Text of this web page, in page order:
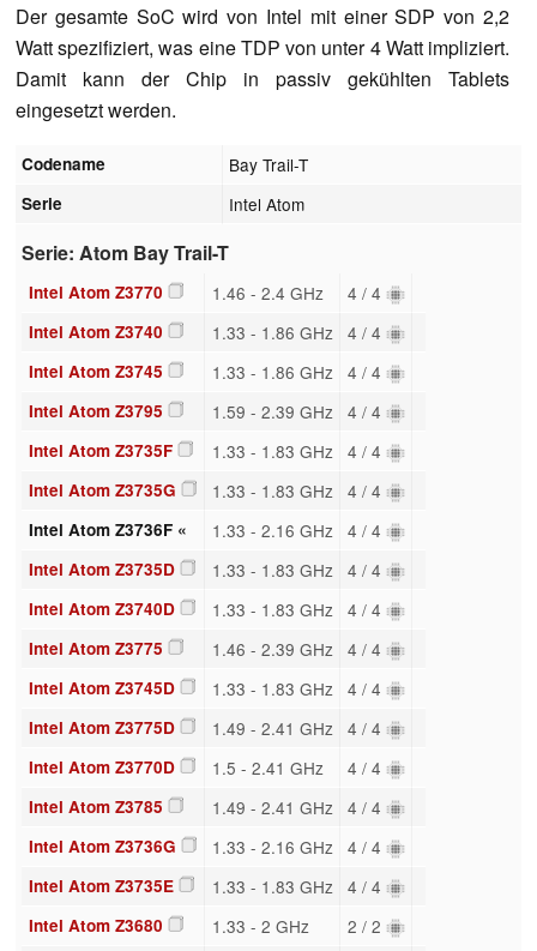
Der gesamte SoC wird von Intel mit einer SDP von 2,2
Watt spezifiziert, was eine TDP von unter 4 Watt impliziert.
Damit kann der Chip in passiv gekühlten Tablets
eingesetzt werden.
Codename Bay Trail-T
Serie Intel Atom
Serie: Atom Bay Trail-T
Intel Atom Z3770 1.46 - 2.4 GHz 4 / 4
Intel Atom Z3740 1.33 - 1.86 GHz 4 / 4
Intel Atom Z3745 1.33 - 1.86 GHz 4 / 4
Intel Atom Z3795 1.59 - 2.39 GHz 4 / 4
Intel Atom Z3735F 1.33 - 1.83 GHz 4 / 4
Intel Atom Z3735G 1.33 - 1.83 GHz 4 / 4
Intel Atom Z3736F « 1.33 - 2.16 GHz 4 / 4
Intel Atom Z3735D 1.33 - 1.83 GHz 4 / 4
Intel Atom Z3740D 1.33 - 1.83 GHz 4 / 4
Intel Atom Z3775 1.46 - 2.39 GHz 4 / 4
Intel Atom Z3745D 1.33 - 1.83 GHz 4 / 4
Intel Atom Z3775D 1.49 - 2.41 GHz 4 / 4
Intel Atom Z3770D 1.5 - 2.41 GHz 4 / 4
Intel Atom Z3785 1.49 - 2.41 GHz 4 / 4
Intel Atom Z3736G 1.33 - 2.16 GHz 4 / 4
Intel Atom Z3735E 1.33 - 1.83 GHz 4 / 4
Intel Atom Z3680 1.33 - 2 GHz 2 / 2